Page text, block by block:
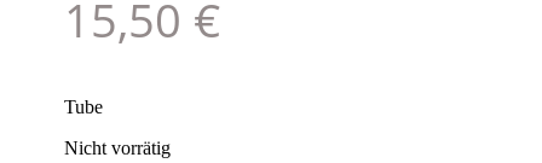
15,50 €
Tube
Nicht vorrätig